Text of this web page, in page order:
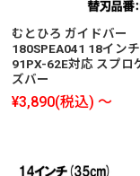
むとひろ ガイドバー
180SPEA041 18イン
91PX-62E対応 スプロ
ズバー
¥3,890(税込) ～